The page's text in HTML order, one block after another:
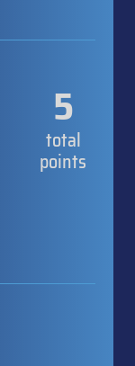
5
total
points